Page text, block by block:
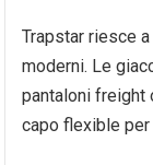
Trapstar riesce
moderni. Le
pantaloni freight
capo flexible